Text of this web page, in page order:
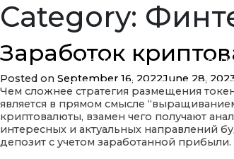
HOME ABOUT
Category:
Заработок
Posted on September 16, 2022June 28,
Чем сложнее стратегия размещения
является в прямом смысле
криптовалюты, взамен чего получают
интересных и актуальных направлений
депозит с учетом заработанной прибыли.